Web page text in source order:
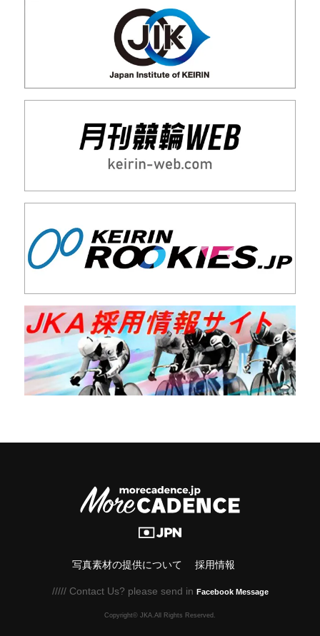
写真素材の提供について 採用情報
///// Contact Us? please send in Facebook Message
Copyright© JKA.All Rights Reserved.